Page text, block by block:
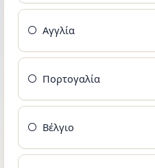
Αγγλία
Πορτογαλία
Βέλγιο